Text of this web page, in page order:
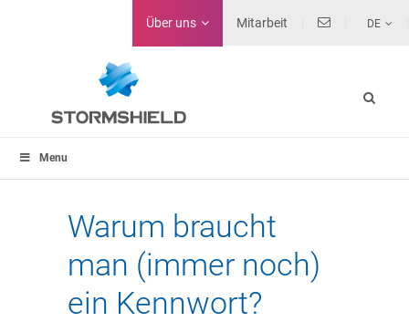
Über uns Mitarbeit DE
Menu
Warum braucht
man (immer noch)
ein Kennwort?